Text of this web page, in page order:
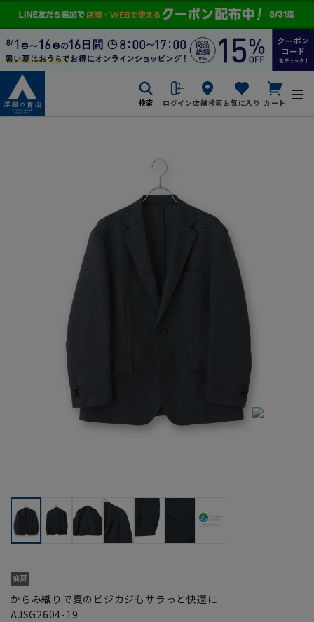
検索 ログイン店舗検索お気に入り カート
からみ織りで夏のビジカジもサラっと快適に
AJSG2604-19